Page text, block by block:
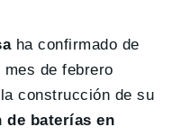
ha confirmado de
de febrero
construcción de su
baterías en